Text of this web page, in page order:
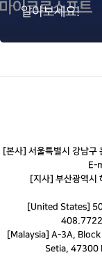
알아보세요!
[본사] 서울특별시 강남구
E-
[지사] 부산광역시
[United States]
[Malaysia] A-3A,
Setia, 47300